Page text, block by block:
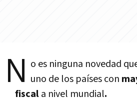
N o es ninguna novedad
uno de los países con
fiscala nivel mundial.